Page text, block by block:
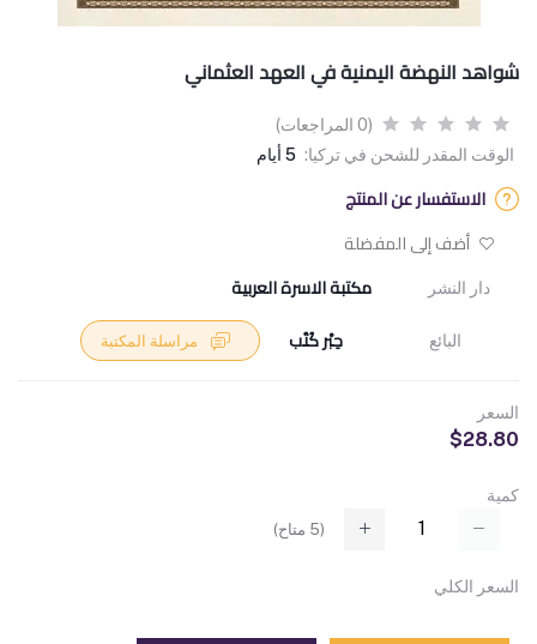
شواهد النهضة اليمنية في العهد العثماني
(0 المراجعات)
الوقت المقدر للشحن في تركيا: 5 أيام
الاستفسار عن المنتج
أضف إلى المفضلة
دار النشر مكتبة الاسرة العربية
البائع حِبْر كُتُب
السعر
$28.80
كمية
(
5 متاح)
السعر الكلي